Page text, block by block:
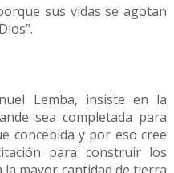
sus vidas se agotan
Lemba, insiste en la
sea completada para
concebida y por eso cree
para construir los